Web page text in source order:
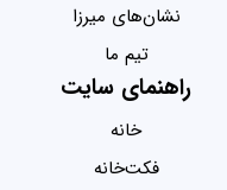
نشان‌های میرزا
تیم ما
راهنمای سایت
خانه
فکت‌خانه